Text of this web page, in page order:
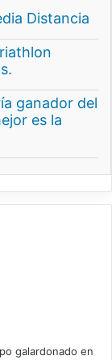
Distancia
ganador del
es la
galardonado en